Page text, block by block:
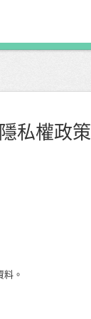
隱私權政策
。